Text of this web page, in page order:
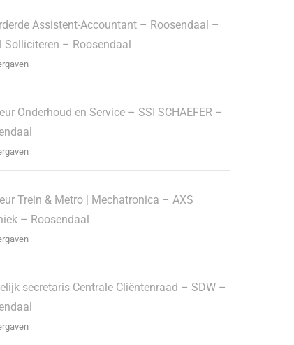
Assistent-Accountant – Roosendaal –
Solliciteren – Roosendaal
Onderhoud en Service – SSI SCHAEFER –
Trein & Metro | Mechatronica – AXS
– Roosendaal
secretaris Centrale Cliëntenraad – SDW –